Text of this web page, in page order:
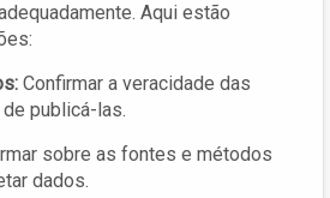
Aqui estão
Confirmar a veracidade das
publicá-las.
sobre as fontes e métodos
dados.